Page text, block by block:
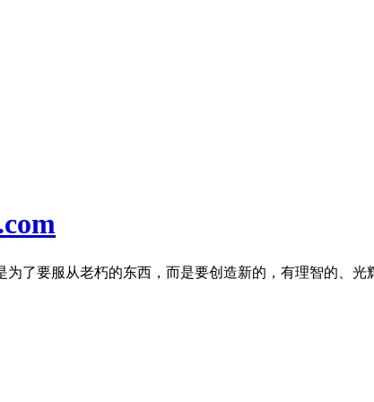
为了要服从老朽的东西，而是要创造新的，有理智的、